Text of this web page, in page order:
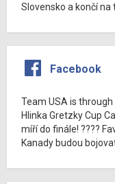
Slovensko a končí na
Facebook
Team USA is
Hlinka Gretzky Cup
míří do finále! ????
Kanady budou